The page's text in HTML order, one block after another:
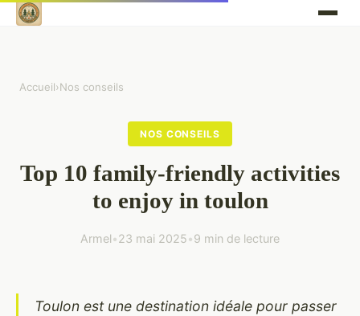
Accueil›Nos conseils
NOS CONSEILS
Top 10 family-friendly activities
to enjoy in toulon
Armel•23 mai 2025•9 min de lecture
Toulon est une destination idéale pour passer